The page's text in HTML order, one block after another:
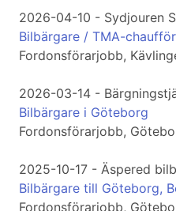
2026-04-10 - Sydjouren
Bilbärgare / TMA-
Fordonsförarjobb,
2026-03-14 -
Bilbärgare i Göteborg
Fordonsförarjobb,
2025-10-17 - Äspered
Bilbärgare till Göteborg,
Fordonsförarjobb,